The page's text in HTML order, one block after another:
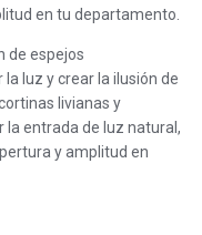
en tu departamento.
de espejos
luz y crear la ilusión de
livianas y
entrada de luz natural,
y amplitud en